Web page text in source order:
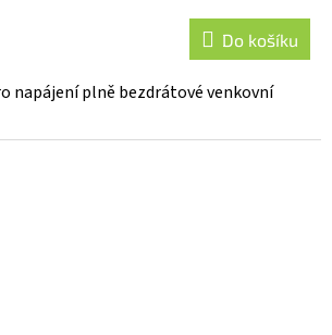
Do košíku
napájení plně bezdrátové venkovní